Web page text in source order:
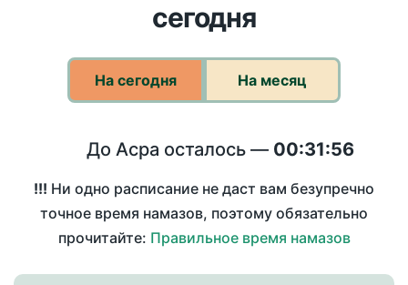
сегодня
На сегодня На месяц
До Асра осталось — 00:31:56
!!! Ни одно расписание не даст вам безупречно
точное время намазов, поэтому обязательно
прочитайте: Правильное время намазов